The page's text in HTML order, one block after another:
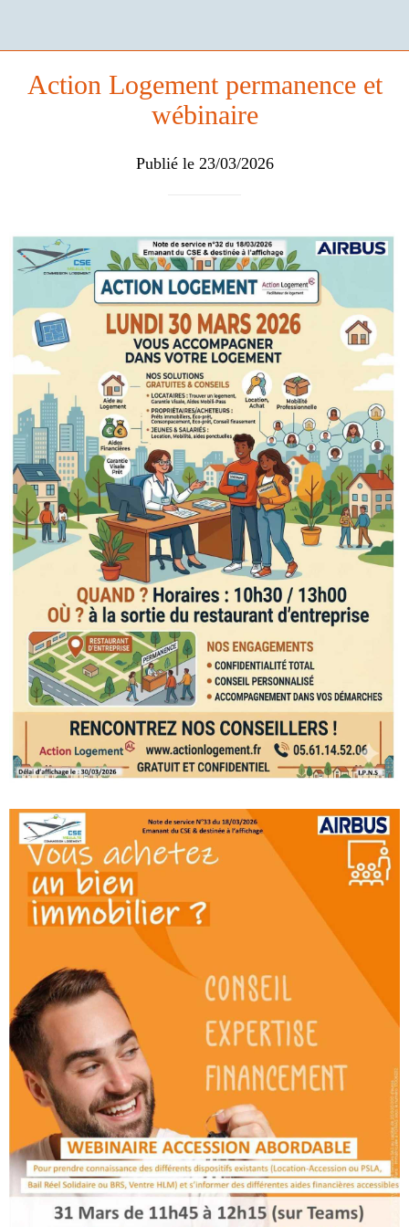
Action Logement permanence et
wébinaire
Publié le 23/03/2026